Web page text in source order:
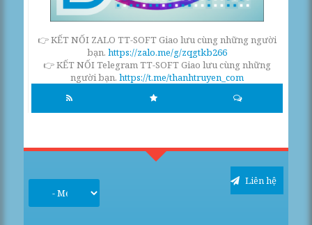
👉 KẾT NỐI ZALO TT-SOFT Giao lưu cùng những người
bạn. https://zalo.me/g/zqgtkb266
👉 KẾT NỐI Telegram TT-SOFT Giao lưu cùng những
người bạn. https://t.me/thanhtruyen_com
Liên hệ